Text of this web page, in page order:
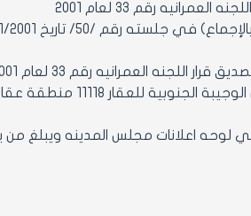
رقم 33 لعام 2001
جلسته رقم /50/ تاريخ 21/11/2001م.
في لوحه اعلانات مجلس المدينه